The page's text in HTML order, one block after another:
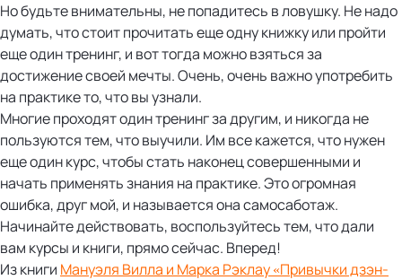
Но будьте внимательны, не попадитесь в ловушку. Не надо
думать, что стоит прочитать еще одну книжку или пройти
еще один тренинг, и вот тогда можно взяться за
достижение своей мечты. Очень, очень важно употребить
на практике то, что вы узнали.
Многие проходят один тренинг за другим, и никогда не
пользуются тем, что выучили. Им все кажется, что нужен
еще один курс, чтобы стать наконец совершенными и
начать применять знания на практике. Это огромная
ошибка, друг мой, и называется она самосаботаж.
Начинайте действовать, воспользуйтесь тем, что дали
вам курсы и книги, прямо сейчас. Вперед!
Из книги Мануэля Вилла и Марка Рэклау «Привычки дзэн-